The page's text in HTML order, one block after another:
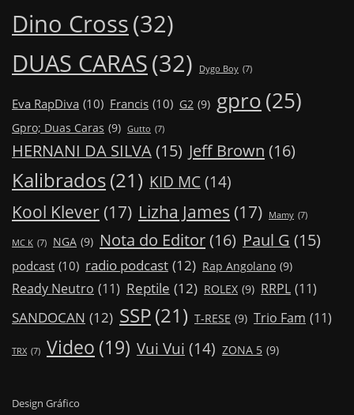
Dino Cross(32)
DUAS CARAS(32) Dygo Boy (7)
Eva RapDiva (10) Francis (10) G2 (9) gpro(25)
Gpro; Duas Caras (9) Gutto (7)
HERNANI DA SILVA(15) Jeff Brown (16)
Kalibrados(21) KID MC (14)
Kool Klever (17) Lizha James (17) Mamy (7)
MC K (7) NGA (9) Nota do Editor(16) Paul G (15)
podcast (10) radio podcast (12) Rap Angolano (9)
Ready Neutro (11) Reptile (12) ROLEX (9) RRPL (11)
SANDOCAN (12) SSP(21) T-RESE (9) Trio Fam (11)
TRX (7) Video (19) Vui Vui (14) ZONA 5 (9)
Design Gráfico